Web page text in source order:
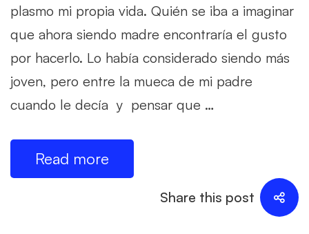
plasmo mi propia vida. Quién se iba a imaginar
que ahora siendo madre encontraría el gusto
por hacerlo. Lo había considerado siendo más
joven, pero entre la mueca de mi padre
cuando le decía y pensar que …
Read more
Share this post